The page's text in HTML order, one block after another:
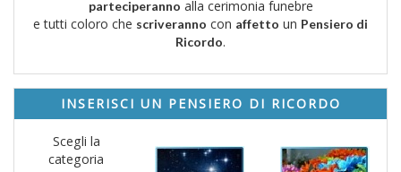
parteciperanno alla cerimonia funebre
e tutti coloro che scriveranno con affetto un Pensiero di
Ricordo.
INSERISCI UN PENSIERO DI RICORDO
Scegli la
categoria